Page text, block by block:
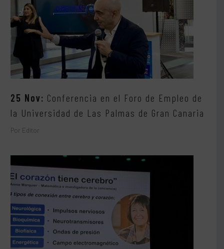
25 Nov: Conferencia en el Foro de Empleo de
la Universidad de Las Palmas de Gran Canaria
Por Editor